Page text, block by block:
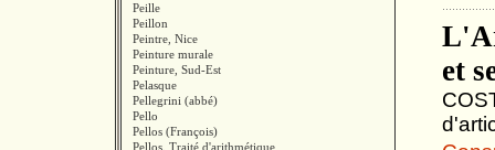
Peille
Peillon
Peintre, Nice
Peinture murale
Peinture, Sud-Est
Pelasque
Pellegrini (abbé)
Pello
Pellos (François)
Pellos, Traité d'arithmétique
et